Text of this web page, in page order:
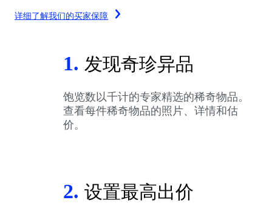
详细了解我们的买家保障
1. 发现奇珍异品
饱览数以千计的专家精选的稀奇物品。
查看每件稀奇物品的照片、详情和估
价。
2. 设置最高出价